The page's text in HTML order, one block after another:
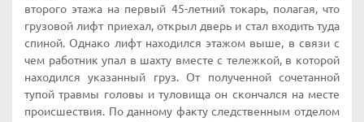
второго этажа на первый 45-летний токарь, полагая, что
грузовой лифт приехал, открыл дверь и стал входить туда
спиной. Однако лифт находился этажом выше, в связи с
чем работник упал в шахту вместе с тележкой, в которой
находился указанный груз. От полученной сочетанной
тупой травмы головы и туловища он скончался на месте
происшествия. По данному факту следственным отделом